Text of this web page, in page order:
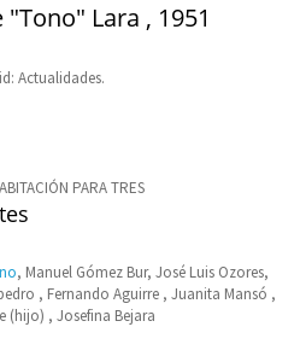
Lara , 1951
Actualidades.
, Manuel Gómez Bur, José Luis Ozores,
, Fernando Aguirre , Juanita Mansó ,
(hijo) , Josefina Bejara